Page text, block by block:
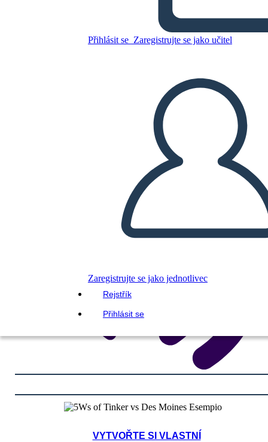
Přihlásit se Zaregistrujte se jako učitel
Zaregistrujte se jako jednotlivec
Rejstřík
Přihlásit se
Esempio
VYTVOŘIT STORYBOARD
PŘEHRÁT PREZENTACI
PŘEČTI MI
VYTVOŘTE SI VLASTNÍ